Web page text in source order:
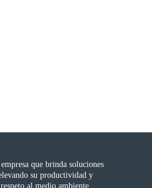
que brinda soluciones
su productividad y
al medio ambiente.